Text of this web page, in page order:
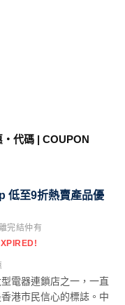
代碼 | COUPON
低至9折熱賣產品優
完結仲有
電器連鎖店之一，一直
港市民信心的標誌。中